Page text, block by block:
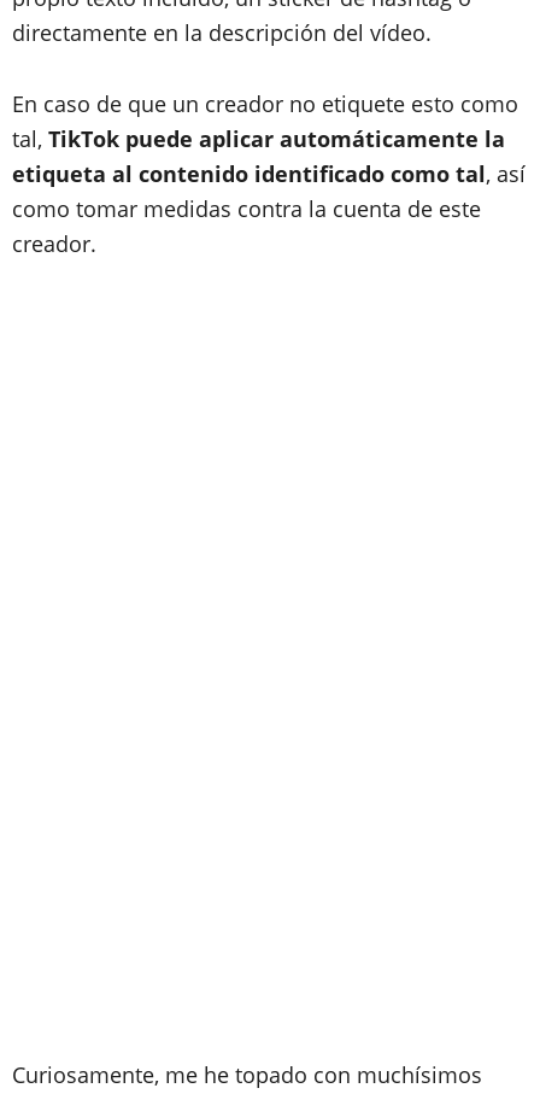
directamente en la descripción del vídeo.
En caso de que un creador no etiquete esto como
tal, TikTok puede aplicar automáticamente la
etiqueta al contenido identificado como tal, así
como tomar medidas contra la cuenta de este
creador.
Curiosamente, me he topado con muchísimos